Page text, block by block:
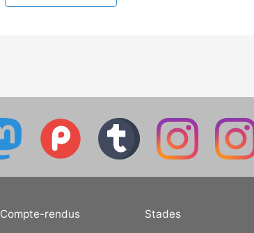
Compte-rendus Stades